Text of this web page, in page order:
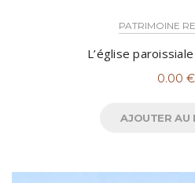
PATRIMOINE
L’église
0.00 €
AJOUTER AU